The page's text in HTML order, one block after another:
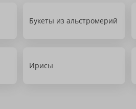
Букеты из альстромерий
Ирисы